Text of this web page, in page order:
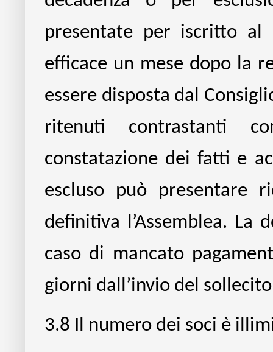
presentate per iscritto al
efficace un mese dopo la
essere disposta dal
ritenuti contrastanti
constatazione dei fatti e
escluso può presentare
definitiva l’Assemblea. La
caso di mancato
giorni dall’invio del
3.8 Il numero dei soci è